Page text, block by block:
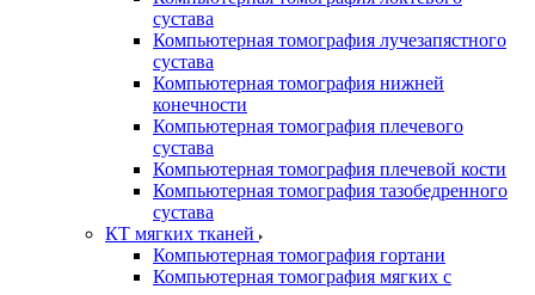
сустава
Компьютерная томография лучезапястного
сустава
Компьютерная томография нижней
конечности
Компьютерная томография плечевого
сустава
Компьютерная томография плечевой кости
Компьютерная томография тазобедренного
сустава
КТ мягких тканей
Компьютерная томография гортани
Компьютерная томография мягких с